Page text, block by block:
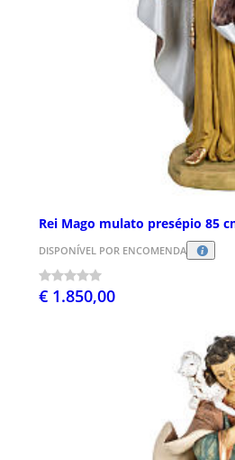
Rei Mago mulato presépio 85
DISPONÍVEL POR ENCOMENDA
€ 1.850,00